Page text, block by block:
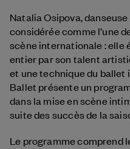
Natalia Osipova,
considérée comme l’une
scène internationale : elle
entier par son talent
et une technique du ballet
Ballet présente un
dans la mise en scène
suite des succès de la
Le programme comprend